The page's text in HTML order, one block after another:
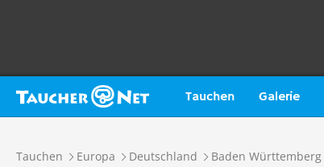
Tauchen Galerie
Tauchen Europa Deutschland Baden Württemberg